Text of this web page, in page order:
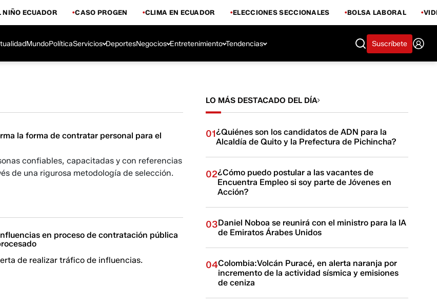
NIÑO ECUADOR CASO PROGEN CLIMA EN ECUADOR ELECCIONES SECCIONALES BOLSA LABORAL
MundoPolíticaServicios DeportesNegocios Entretenimiento Tendencias Suscríbete
la forma de contratar personal para el
confiables, capacitadas y con referencias
de una rigurosa metodología de selección.
en proceso de contratación pública
de realizar tráfico de influencias.
LO MÁS DESTACADO DEL DÍA
01¿Quiénes son los candidatos de ADN para la
Alcaldía de Quito y la Prefectura de Pichincha?
02¿Cómo puedo postular a las vacantes de
Encuentra Empleo si soy parte de Jóvenes en
Acción?
03Daniel Noboa se reunirá con el ministro para la IA
de Emiratos Árabes Unidos
04Colombia:Volcán Puracé, en alerta naranja por
incremento de la actividad sísmica y emisiones
de ceniza